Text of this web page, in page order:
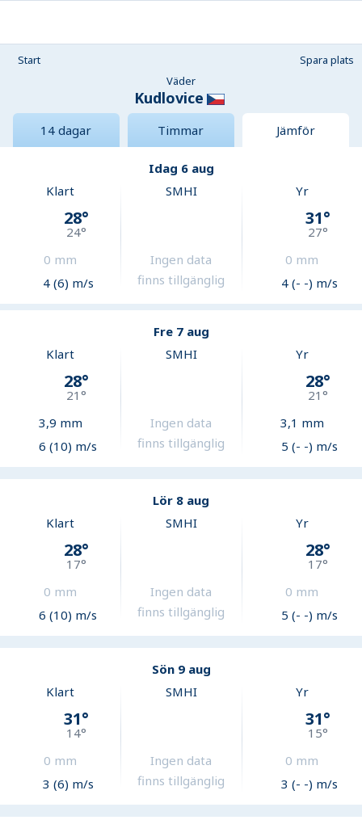
Start
Spara plats
Väder
Kudlovice
14 dagar Timmar Jämför
Idag 6 aug
Klart
28°
24°
0 mm
4 (6) m/s
SMHI
Ingen data
finns tillgänglig
Yr
31°
27°
0 mm
4 (- -) m/s
Fre 7 aug
Klart
28°
21°
3,9 mm
6 (10) m/s
SMHI
Ingen data
finns tillgänglig
Yr
28°
21°
3,1 mm
5 (- -) m/s
Lör 8 aug
Klart
28°
17°
0 mm
6 (10) m/s
SMHI
Ingen data
finns tillgänglig
Yr
28°
17°
0 mm
5 (- -) m/s
Sön 9 aug
Klart
31°
14°
0 mm
3 (6) m/s
SMHI
Ingen data
finns tillgänglig
Yr
31°
15°
0 mm
3 (- -) m/s